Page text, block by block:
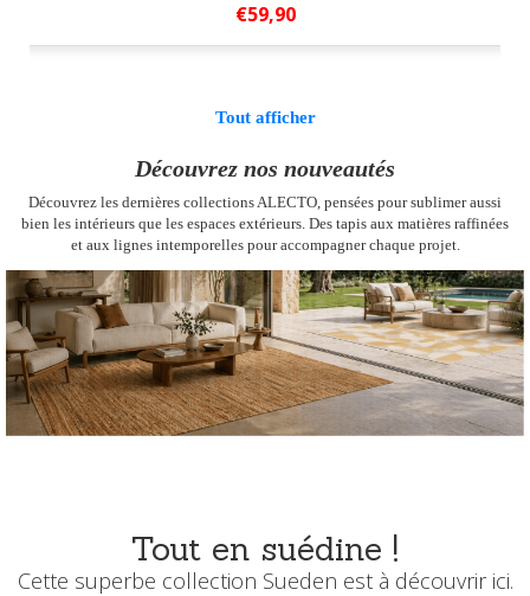
€59,90
Tout afficher
Découvrez nos nouveautés
Découvrez les dernières collections ALECTO, pensées pour sublimer aussi
bien les intérieurs que les espaces extérieurs. Des tapis aux matières raffinées
et aux lignes intemporelles pour accompagner chaque projet.
Tout en suédine !
Cette superbe collection Sueden est à découvrir ici.